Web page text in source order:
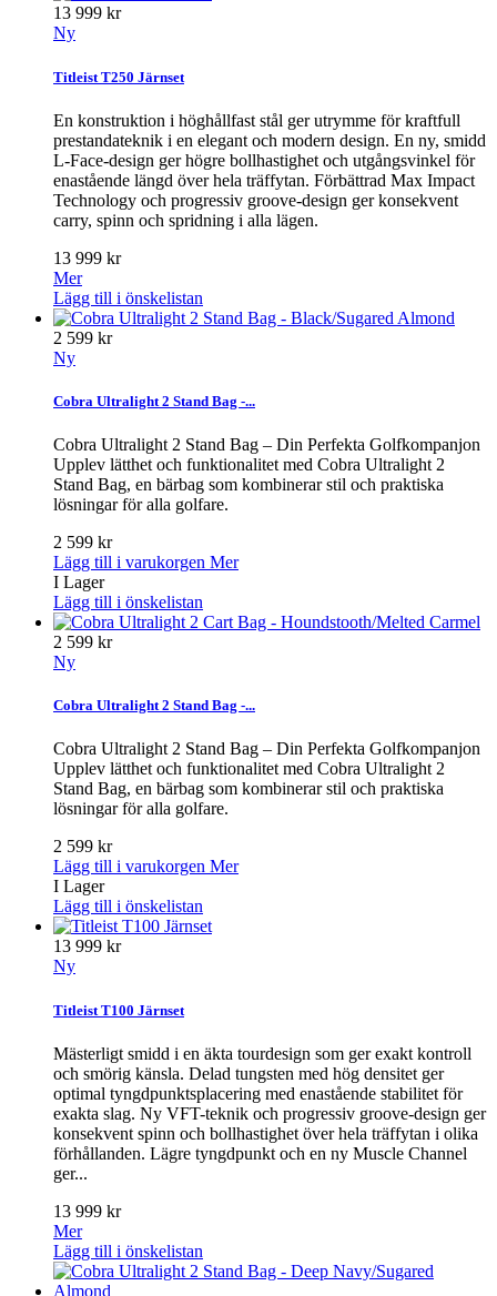
13 999 kr
Ny
Titleist T250 Järnset
En konstruktion i höghållfast stål ger utrymme för kraftfull
prestandateknik i en elegant och modern design. En ny, smidd
L-Face-design ger högre bollhastighet och utgångsvinkel för
enastående längd över hela träffytan. Förbättrad Max Impact
Technology och progressiv groove-design ger konsekvent
carry, spinn och spridning i alla lägen.
13 999 kr
Mer
Lägg till i önskelistan
2 599 kr
Ny
Cobra Ultralight 2 Stand Bag -...
Cobra Ultralight 2 Stand Bag – Din Perfekta Golfkompanjon
Upplev lätthet och funktionalitet med Cobra Ultralight 2
Stand Bag, en bärbag som kombinerar stil och praktiska
lösningar för alla golfare.
2 599 kr
Lägg till i varukorgen Mer
I Lager
Lägg till i önskelistan
2 599 kr
Ny
Cobra Ultralight 2 Stand Bag -...
Cobra Ultralight 2 Stand Bag – Din Perfekta Golfkompanjon
Upplev lätthet och funktionalitet med Cobra Ultralight 2
Stand Bag, en bärbag som kombinerar stil och praktiska
lösningar för alla golfare.
2 599 kr
Lägg till i varukorgen Mer
I Lager
Lägg till i önskelistan
13 999 kr
Ny
Titleist T100 Järnset
Mästerligt smidd i en äkta tourdesign som ger exakt kontroll
och smörig känsla. Delad tungsten med hög densitet ger
optimal tyngdpunktsplacering med enastående stabilitet för
exakta slag. Ny VFT-teknik och progressiv groove-design ger
konsekvent spinn och bollhastighet över hela träffytan i olika
förhållanden. Lägre tyngdpunkt och en ny Muscle Channel
ger...
13 999 kr
Mer
Lägg till i önskelistan